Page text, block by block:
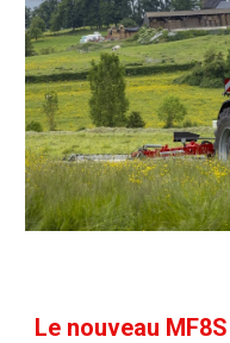
Le nouveau